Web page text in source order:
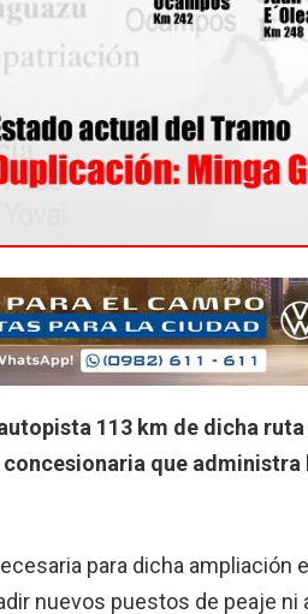
113 km de dicha
concesionaria que
para dicha ampliación
nuevos puestos de peaje